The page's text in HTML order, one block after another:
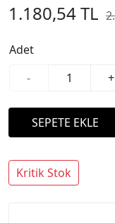
1.180,54 TL
Adet
-
+
Kritik Stok